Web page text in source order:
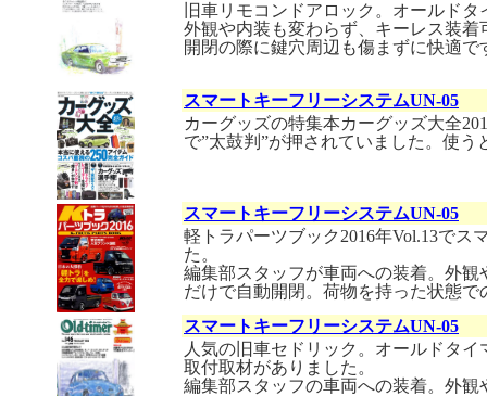
旧車リモコンドアロック。オールド
外観や内装も変わらず、キーレス装
開閉の際に鍵穴周辺も傷まずに快適で
スマートキーフリーシステムUN-05
カーグッズの特集本カーグッズ大全
で”太鼓判”が押されていました。使
スマートキーフリーシステムUN-05
軽トラパーツブック2016年Vol.13で
た。
編集部スタッフが車両への装着。外
だけで自動開閉。荷物を持った状態で
スマートキーフリーシステムUN-05
人気の旧車セドリック。オールドタ
取付取材がありました。
編集部スタッフの車両への装着。外